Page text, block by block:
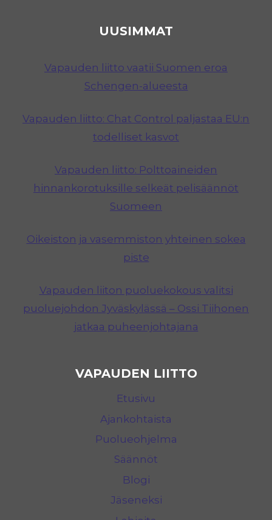
UUSIMMAT
Vapauden liitto vaatii Suomen eroa
Schengen-alueesta
Vapauden liitto: Chat Control paljastaa EU:n
todelliset kasvot
Vapauden liitto: Polttoaineiden
hinnankorotuksille selkeät pelisäännöt
Suomeen
Oikeiston ja vasemmiston yhteinen sokea
piste
Vapauden liiton puoluekokous valitsi
puoluejohdon Jyväskylässä – Ossi Tiihonen
jatkaa puheenjohtajana
VAPAUDEN LIITTO
Etusivu
Ajankohtaista
Puolueohjelma
Säännöt
Blogi
Jäseneksi